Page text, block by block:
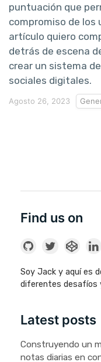
puntuación que
compromiso de los
artículo quiero
detrás de escena
crear un sistema
sociales digitales.
Agosto 26, 2023
Find us on
Soy Jack y aquí es
diferentes desafíos
Latest posts
Construyendo un
notas diarias en